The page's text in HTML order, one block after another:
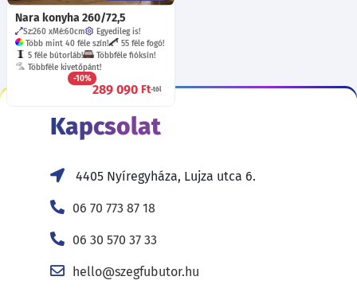
Nara konyha 260/72,5
Sz:260 Mé:60cm
Egyedileg is!
Több mint 40 féle szín!
55 féle fogó!
5 féle bútorláb!
Többféle fióksín!
Többféle kivetőpánt!
-10%
289 090 Ft-tól
Kapcsolat
4405 Nyíregyháza, Lujza utca 6.
06 70 773 87 18
06 30 570 37 33
hello@szegfubutor.hu